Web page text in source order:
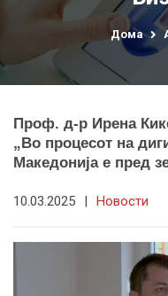
Дома
Проф. д-р Ирена
„Во процесот на
Македонија е пред
10.03.2025 | Новости